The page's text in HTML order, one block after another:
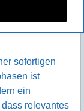
sofortigen
ist
ein
relevantes